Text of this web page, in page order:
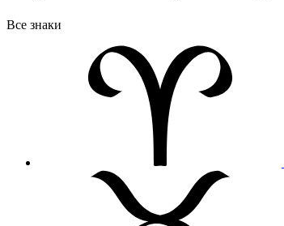
Все знаки